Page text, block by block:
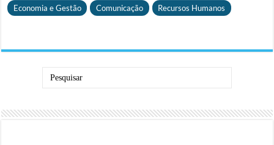
Economia e Gestão Comunicação Recursos Humanos